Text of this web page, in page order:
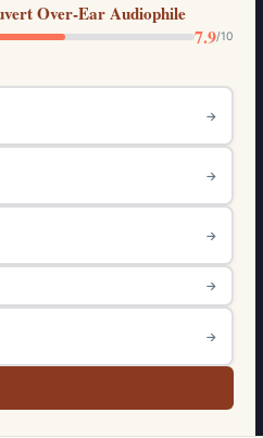
Over-Ear Audiophile
7.9/10
→
→
→
→
→